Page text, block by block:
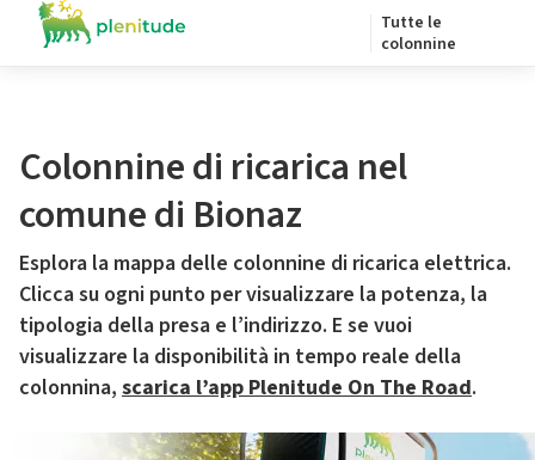
Tutte le
colonnine
Colonnine di ricarica nel
comune di Bionaz
Esplora la mappa delle colonnine di ricarica elettrica.
Clicca su ogni punto per visualizzare la potenza, la
tipologia della presa e l’indirizzo. E se vuoi
visualizzare la disponibilità in tempo reale della
colonnina, scarica l’app Plenitude On The Road.